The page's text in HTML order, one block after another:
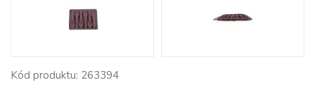
Kód produktu: 263394